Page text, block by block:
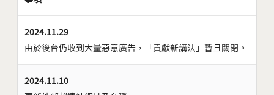
2024.11.29
由於後台仍收到大量惡意廣告，「貢獻新講法」暫且關閉。
2024.11.10